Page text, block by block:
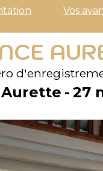
Vos
Aurette 27